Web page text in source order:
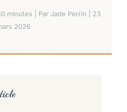
minutes | Par Jade Perrin | 23
2026